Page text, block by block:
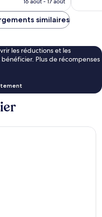
de
similaires
les réductions et les
Plus de récompenses